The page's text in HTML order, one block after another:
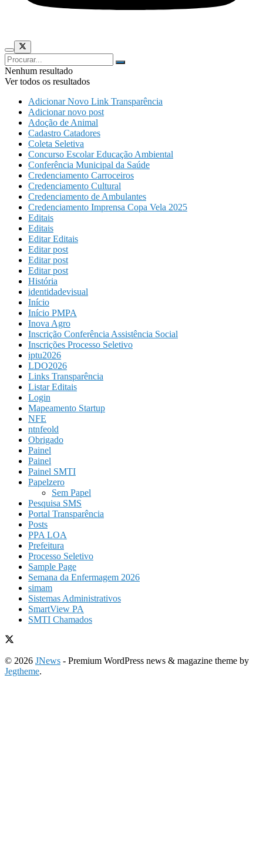
Nenhum resultado
Ver todos os resultados
Adicionar Novo Link Transparência
Adicionar novo post
Adoção de Animal
Cadastro Catadores
Coleta Seletiva
Concurso Escolar Educação Ambiental
Conferência Municipal da Saúde
Credenciamento Carroceiros
Credenciamento Cultural
Credenciamento de Ambulantes
Credenciamento Imprensa Copa Vela 2025
Editais
Editais
Editar Editais
Editar post
Editar post
Editar post
História
identidadevisual
Início
Início PMPA
Inova Agro
Inscrição Conferência Assistência Social
Inscrições Processo Seletivo
iptu2026
LDO2026
Links Transparência
Listar Editais
Login
Mapeamento Startup
NFE
ntnfeold
Obrigado
Painel
Painel
Painel SMTI
Papelzero
Sem Papel
Pesquisa SMS
Portal Transparência
Posts
PPA LOA
Prefeitura
Processo Seletivo
Sample Page
Semana da Enfermagem 2026
simam
Sistemas Administrativos
SmartView PA
SMTI Chamados
© 2026 JNews - Premium WordPress news & magazine theme by
Jegtheme.